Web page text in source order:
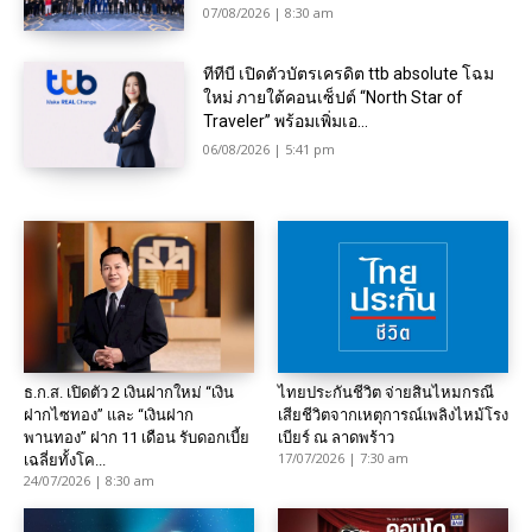
07/08/2026 | 8:30 am
ทีทีบี เปิดตัวบัตรเครดิต ttb absolute โฉม
ใหม่ ภายใต้คอนเซ็ปต์ “North Star of
Traveler” พร้อมเพิ่มเอ...
06/08/2026 | 5:41 pm
ธ.ก.ส. เปิดตัว 2 เงินฝากใหม่ “เงิน
ฝากไซทอง” และ “เงินฝาก
พานทอง” ฝาก 11 เดือน รับดอกเบี้ย
เฉลี่ยทั้งโค...
24/07/2026 | 8:30 am
ไทยประกันชีวิต จ่ายสินไหมกรณี
เสียชีวิตจากเหตุการณ์เพลิงไหม้โรง
เบียร์ ณ ลาดพร้าว
17/07/2026 | 7:30 am